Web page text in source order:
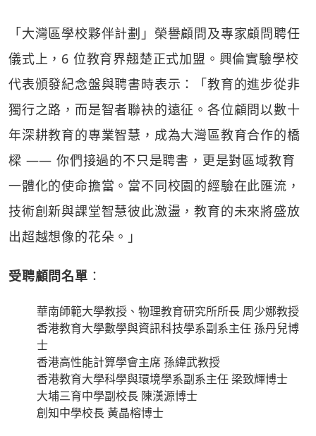
「大灣區學校夥伴計劃」榮譽顧問及專家顧問聘任
儀式上，6 位教育界翹楚正式加盟。興倫實驗學校
代表頒發紀念盤與聘書時表示：「教育的進步從非
獨行之路，而是智者聯袂的遠征。各位顧問以數十
年深耕教育的專業智慧，成為大灣區教育合作的橋
樑 —— 你們接過的不只是聘書，更是對區域教育
一體化的使命擔當。當不同校園的經驗在此匯流，
技術創新與課堂智慧彼此激盪，教育的未來將盛放
出超越想像的花朵。」
受聘顧問名單 ：
華南師範大學教授、物理教育研究所所長 周少娜教授
香港教育大學數學與資訊科技學系副系主任 孫丹兒博
士
香港高性能計算學會主席 孫緯武教授
香港教育大學科學與環境學系副系主任 梁致輝博士
大埔三育中學副校長 陳漢源博士
創知中學校長 黃晶榕博士